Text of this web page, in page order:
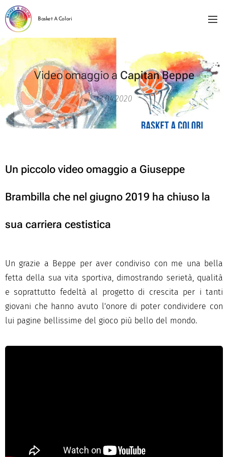
Basket A Colori
Video omaggio a Capitan Beppe
13.04.2020
Un piccolo video omaggio a Giuseppe
Brambilla che nel giugno 2019 ha chiuso la
sua carriera cestistica
Un grazie a Beppe per aver condiviso con me una bella
fetta della sua vita sportiva, dimostrando serietà, qualità
e soprattutto fedeltà al progetto di crescita per i tanti
giovani che hanno avuto l'onore di poter condividere con
lui pagine bellissime del gioco più bello del mondo.